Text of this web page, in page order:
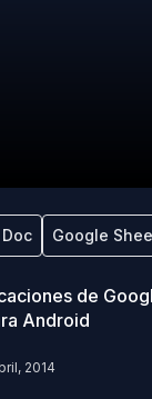
Google
de
Android
2014